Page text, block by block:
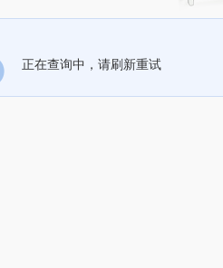
正在查询中，请刷新重试